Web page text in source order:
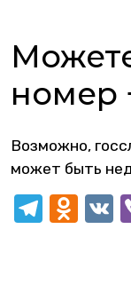
номер
Возможно,
может быть